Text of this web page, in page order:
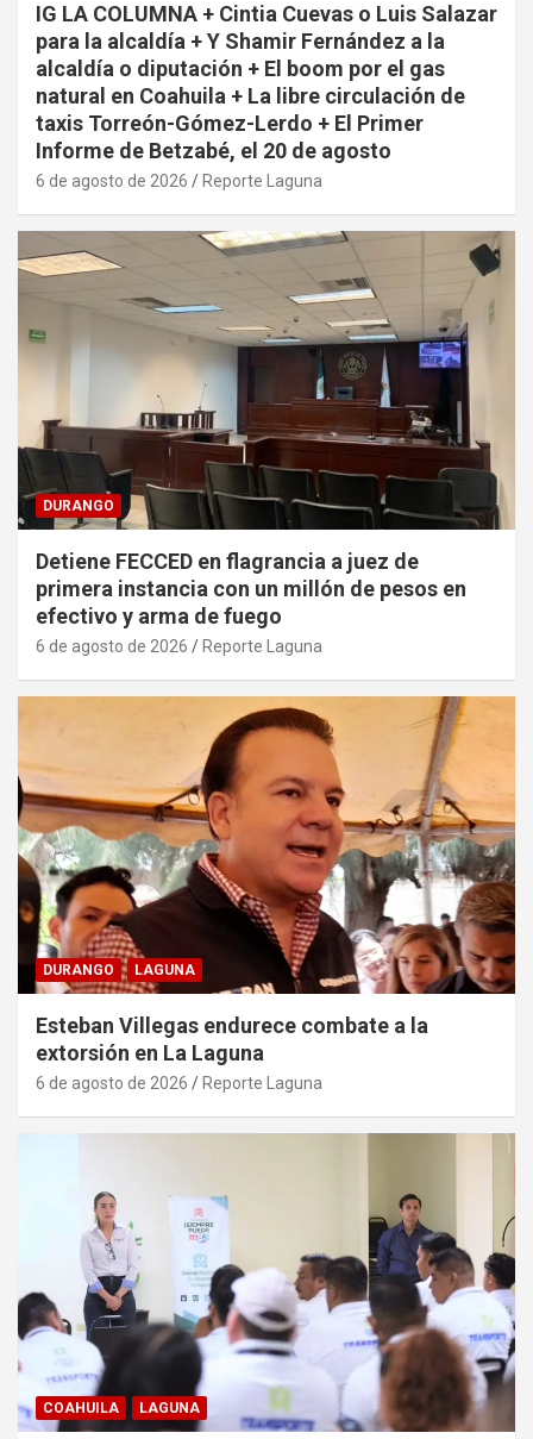
IG LA COLUMNA + Cintia Cuevas o Luis Salazar
para la alcaldía + Y Shamir Fernández a la
alcaldía o diputación + El boom por el gas
natural en Coahuila + La libre circulación de
taxis Torreón-Gómez-Lerdo + El Primer
Informe de Betzabé, el 20 de agosto
6 de agosto de 2026 Reporte Laguna
DURANGO
Detiene FECCED en flagrancia a juez de
primera instancia con un millón de pesos en
efectivo y arma de fuego
6 de agosto de 2026 Reporte Laguna
DURANGO LAGUNA
Esteban Villegas endurece combate a la
extorsión en La Laguna
6 de agosto de 2026 Reporte Laguna
COAHUILA LAGUNA